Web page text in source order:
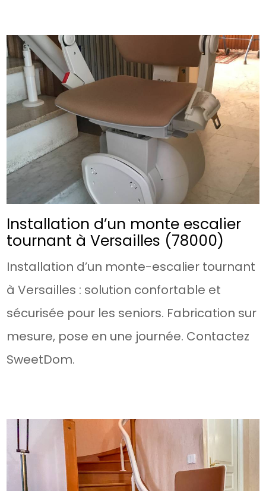
Installation d’un monte escalier
tournant à Versailles (78000)
Installation d’un monte-escalier tournant
à Versailles : solution confortable et
sécurisée pour les seniors. Fabrication sur
mesure, pose en une journée. Contactez
SweetDom.